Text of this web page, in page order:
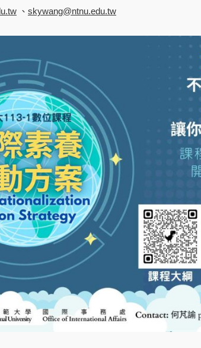
、 skywang@ntnu.edu.tw